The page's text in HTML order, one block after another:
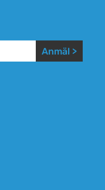
Anmäl >